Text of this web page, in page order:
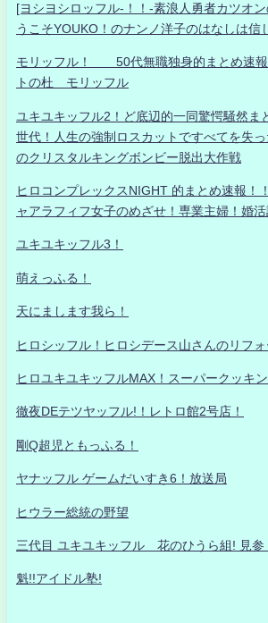
[ヨシヨシロッフル-！！-素浪人勇者カツオ
うこそYOUKO！のナンノ洋子のはなしは信
モリッフル！ 50代無職独身的まとめ速報
トの杜 モリッフル
ユキユキッフル2！ど底辺的一同驚愕騒然ま
世代！人生の強制ロスカットですべてを失
のクリスタルキングボンビー脱出大作戦
ヒロコンプレックスNIGHT 的まとめ速報！
ャアラフィフ女子のめざせ！専業主婦！婚
ユキユキッフル3！
萌えっふる！
天にまします我ら！
ヒロシッフル！ヒロシデース山さんのリフォ
ヒロユキユキッフルMAX！スーパークッキン
徹夜DEテツヤッフル!！レトロ館2号店！
剛Q超児ともっふる！
ヤナッフル ゲームだいすき6！放送局
ヒウラー総統の野望
三代目 ユキユキッフル 花のひうら組! 見参
魁!!アイドル塾!